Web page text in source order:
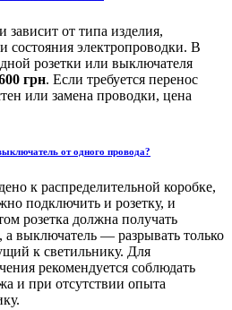
зависит от типа изделия,
электропроводки. В
розетки или выключателя
грн. Если требуется перенос
или замена проводки, цена
к распределительной коробке,
подключить и розетку, и
розетка должна получать
выключатель — разрывать только
к светильнику. Для
рекомендуется соблюдать
и при отсутствии опыта